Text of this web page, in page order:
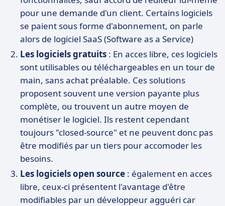
pour une demande d'un client. Certains logiciels
se paient sous forme d'abonnement, on parle
alors de logiciel SaaS (Software as a Service)
Les logiciels gratuits : En acces libre, ces logiciels
sont utilisables ou téléchargeables en un tour de
main, sans achat préalable. Ces solutions
proposent souvent une version payante plus
complète, ou trouvent un autre moyen de
monétiser le logiciel. Ils restent cependant
toujours "closed-source" et ne peuvent donc pas
être modifiés par un tiers pour accomoder les
besoins.
Les logiciels open source : également en acces
libre, ceux-ci présentent l'avantage d'être
modifiables par un développeur agguéri car